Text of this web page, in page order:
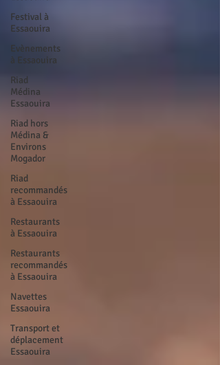
Festival à
Essaouira
Evènements
à Essaouira
Riad
Médina
Essaouira
Riad hors
Médina &
Environs
Mogador
Riad
recommandés
à Essaouira
Restaurants
à Essaouira
Restaurants
recommandés
à Essaouira
Navettes
Essaouira
Transport et
déplacement
Essaouira